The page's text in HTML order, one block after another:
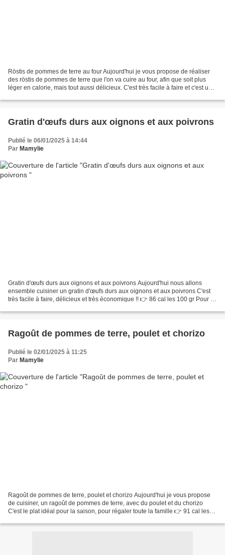
Röstis de pommes de terre au four Aujourd'hui je vous propose de réaliser
des röstis de pommes de terre que l'on va cuire au four, afin que soit plus
léger en calorie, mais tout aussi délicieux. C'est très facile à faire et c'est un
Gratin d'œufs durs aux oignons et aux poivrons
Publié le 06/01/2025 à 14:44
Par Mamylie
Gratin d'œufs durs aux oignons et aux poivrons Aujourd'hui nous allons
ensemble cuisiner un gratin d'œufs durs aux oignons et aux poivrons C'est
très facile à faire, délicieux et très économique !! 👉 86 cal les 100 gr Pour 4
Ragoût de pommes de terre, poulet et chorizo
Publié le 02/01/2025 à 11:25
Par Mamylie
Ragoût de pommes de terre, poulet et chorizo Aujourd'hui je vous propose
de cuisiner, un ragoût de pommes de terre, avec du poulet et du chorizo
C'est le plat idéal pour la saison, pour régaler toute la famille 👉 91 cal les